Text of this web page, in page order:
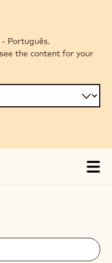
Português.
the content for your